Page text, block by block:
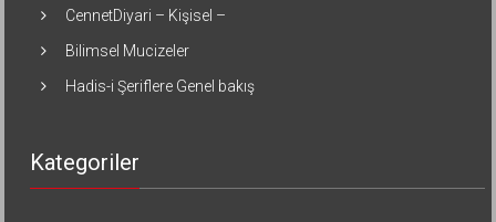
CennetDiyari – Kişisel –
Bilimsel Mucizeler
Hadis-i Şeriflere Genel bakış
Kategoriler